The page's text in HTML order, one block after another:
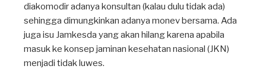
diakomodir adanya konsultan (kalau dulu tidak ada)
sehingga dimungkinkan adanya monev bersama. Ada
juga isu Jamkesda yang akan hilang karena apabila
masuk ke konsep jaminan kesehatan nasional (JKN)
menjadi tidak luwes.